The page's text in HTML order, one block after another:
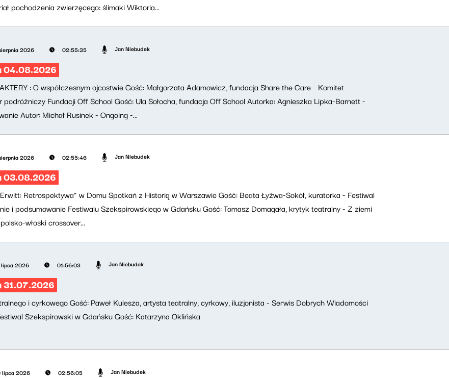
pochodzenia zwierzęcego: ślimaki Wiktoria...
2026 02:55:35 Jan Niebudek
04.08.2026
: O współczesnym ojcostwie Gość: Małgorzata Adamowicz, fundacja Share the Care - Komitet
podróżniczy Fundacji Off School Gość: Ula Sołocha, fundacja Off School Autorka: Agnieszka Lipka-Barnett -
Autor: Michał Rusinek - Ongoing -...
2026 02:55:46 Jan Niebudek
03.08.2026
Retrospektywa” w Domu Spotkań z Historią w Warszawie Gość: Beata Łyżwa-Sokół, kuratorka - Festiwal
i podsumowanie Festiwalu Szekspirowskiego w Gdańsku Gość: Tomasz Domagała, krytyk teatralny - Z ziemi
włoski crossover...
lipca 2026 01:56:03 Jan Niebudek
31.07.2026
i cyrkowego Gość: Paweł Kulesza, artysta teatralny, cyrkowy, iluzjonista - Serwis Dobrych Wiadomości
Szekspirowski w Gdańsku Gość: Katarzyna Oklińska
lipca 2026 02:56:05 Jan Niebudek